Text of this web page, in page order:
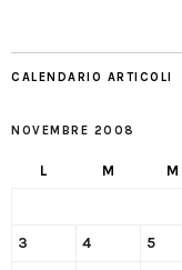
CALENDARIO ARTICOLI
NOVEMBRE 2008
L M M
3 4 5